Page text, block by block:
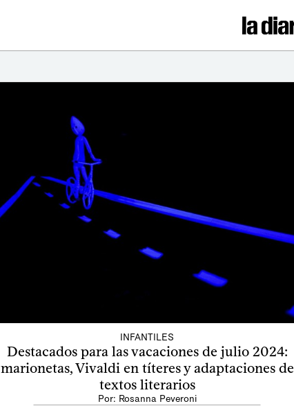
INFANTILES
Destacados para las vacaciones de julio 2024:
marionetas, Vivaldi en títeres y adaptaciones de
textos literarios
Por: Rosanna Peveroni